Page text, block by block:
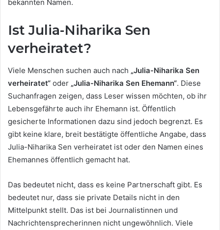
bekannten Namen.
Ist Julia-Niharika Sen
verheiratet?
Viele Menschen suchen auch nach „Julia-Niharika Sen
verheiratet“ oder „Julia-Niharika Sen Ehemann“. Diese
Suchanfragen zeigen, dass Leser wissen möchten, ob ihr
Lebensgefährte auch ihr Ehemann ist. Öffentlich
gesicherte Informationen dazu sind jedoch begrenzt. Es
gibt keine klare, breit bestätigte öffentliche Angabe, dass
Julia-Niharika Sen verheiratet ist oder den Namen eines
Ehemannes öffentlich gemacht hat.
Das bedeutet nicht, dass es keine Partnerschaft gibt. Es
bedeutet nur, dass sie private Details nicht in den
Mittelpunkt stellt. Das ist bei Journalistinnen und
Nachrichtensprecherinnen nicht ungewöhnlich. Viele